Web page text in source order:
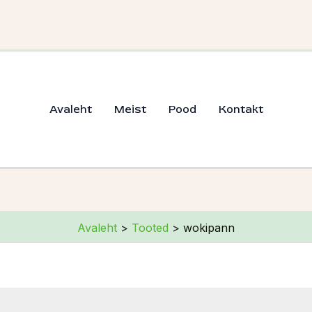
Avaleht Meist Pood Kontakt
Avaleht Tooted wokipann